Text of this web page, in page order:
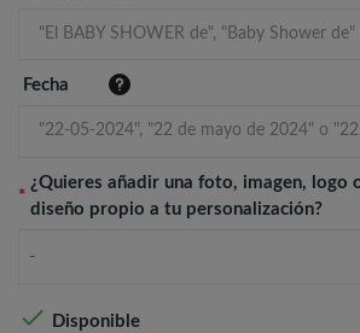
Fecha
*
¿Quieres añadir una foto, imagen, logo
diseño propio a tu personalización?
-
 Disponible